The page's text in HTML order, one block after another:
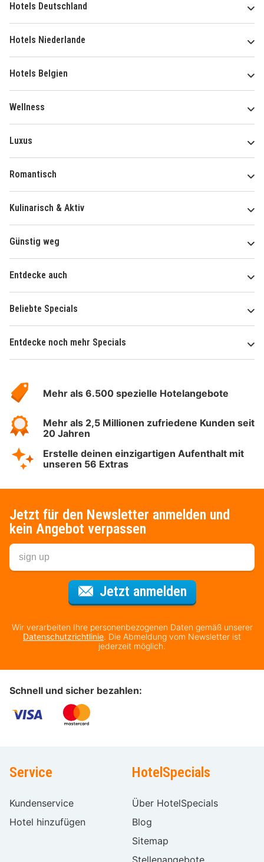
Hotels Deutschland
Hotels Niederlande
Hotels Belgien
Wellness
Luxus
Romantisch
Kulinarisch & Aktiv
Günstig weg
Entdecke auch
Beliebte Specials
Entdecke noch mehr Specials
Hotelspecials
Mehr als 6.500 spezielle Hotelangebote
Mehr als 2,5 Millionen zufriedene Kunden seit
20 Jahren
Erstelle deinen einzigartigen Aufenthalt mit
unseren 56 Extras
Jetzt für den Newsletter anmelden und
kein Angebot verpassen
Jetzt anmeldenFür den
Wir verarbeiten Ihre personenbezogenen Daten gemäß unserer
Datenschutzrichtlinie. Die Abmeldung vom Newsletter ist
jederzeit möglich.
Schnell und sicher bezahlen:
Service
Kundenservice
Hotel hinzufügen
HotelSpecials
Über HotelSpecials
Blog
Sitemap
Stellenangebote